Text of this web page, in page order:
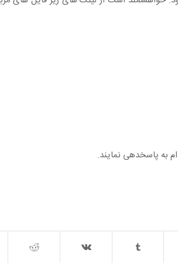
به پاسخدهی نمایند.